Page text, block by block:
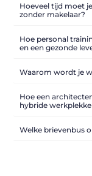
Hoeveel tijd moet
zonder makelaar?
Hoe personal
en een gezonde
Waarom wordt je
Hoe een
hybride
Welke brievenbus